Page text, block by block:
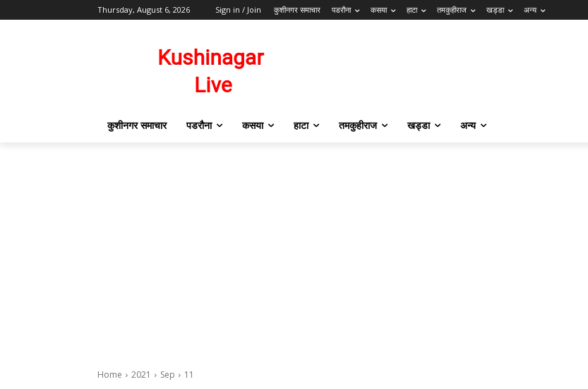
Thursday, August 6, 2026 Sign in / Join कुशीनगर समाचार पडरौना कसया हाटा तमकुहीराज खड्डा अन्य
कुशीनगर समाचार पडरौना कसया हाटा तमकुहीराज खड्डा अन्य
Home 2021 Sep 11